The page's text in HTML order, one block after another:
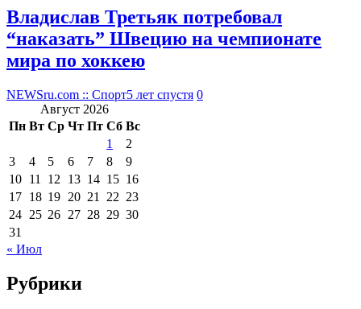
Владислав Третьяк потребовал
“наказать” Швецию на чемпионате
мира по хоккею
NEWSru.com :: Спорт5 лет спустя 0
Август 2026
Пн Вт Ср Чт Пт Сб Вс
1
2
3
4 5 6 7 8
9
10 11 12 13 14 15 16
17 18 19 20 21 22 23
24 25 26 27 28 29 30
31
« Июл
Рубрики